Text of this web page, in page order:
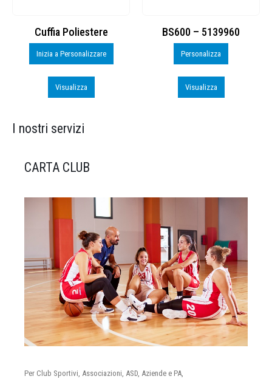
Cuffia Poliestere
Inizia a Personalizzare
Visualizza
BS600 – 5139960
Personalizza
Visualizza
I nostri servizi
CARTA CLUB
Per Club Sportivi, Associazioni, ASD, Aziende e PA,